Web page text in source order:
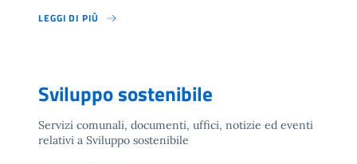
LEGGI DI PIÙ
Sviluppo sostenibile
Servizi comunali, documenti, uffici, notizie ed eventi
relativi a Sviluppo sostenibile